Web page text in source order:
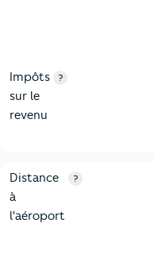
Impôts
sur le
revenu
?
3-Critères Le Bois l'Abbe
Distance
à
l'aéroport
?